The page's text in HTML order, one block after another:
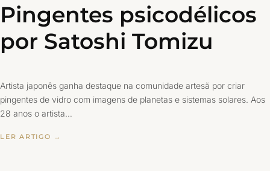
Pingentes psicodélicos
por Satoshi Tomizu
Artista japonês ganha destaque na comunidade artesã por criar
pingentes de vidro com imagens de planetas e sistemas solares. Aos
28 anos o artista…
LER ARTIGO →